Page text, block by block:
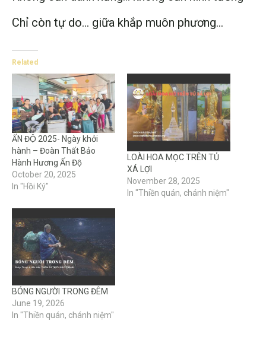
Chỉ còn tự do… giữa khắp muôn phương…
Related
ẤN ĐỘ 2025- Ngày khởi
hành – Đoàn Thất Bảo
Hành Hương Ấn Độ
October 20, 2025
In "Hồi Ký"
LOÀI HOA MỌC TRÊN TỦ
XÁ LỢI
November 28, 2025
In "Thiền quán, chánh niệm"
BÓNG NGƯỜI TRONG ĐÊM
June 19, 2026
In "Thiền quán, chánh niệm"